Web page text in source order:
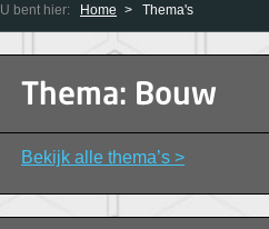
U bent hier: Home Thema's
Thema: Bouw
Bekijk alle thema’s >